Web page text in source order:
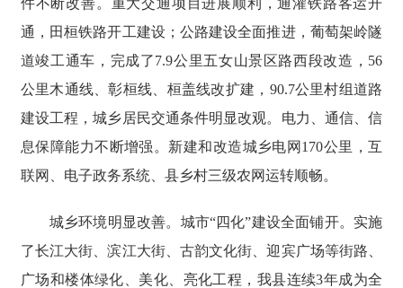
通，田桓铁路开工建设；公路建设全面推进，葡萄架岭隧
道竣工通车，完成了7.9公里五女山景区路西段改造，56
公里木通线、彰桓线、桓盖线改扩建，90.7公里村组道路
建设工程，城乡居民交通条件明显改观。电力、通信、信
息保障能力不断增强。新建和改造城乡电网170公里，互
联网、电子政务系统、县乡村三级农网运转顺畅。
城乡环境明显改善。城市“四化”建设全面铺开。实施
了长江大街、滨江大街、古韵文化街、迎宾广场等街路、
广场和楼体绿化、美化、亮化工程，我县连续3年成为全